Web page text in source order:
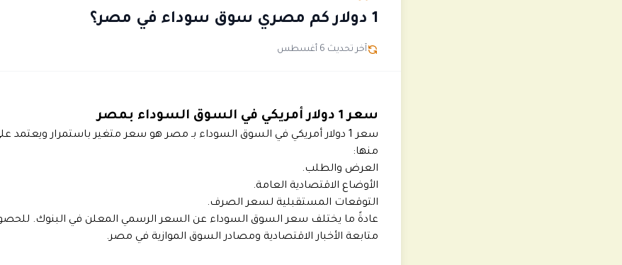
1 دولار كم مصري سوق سوداء في مصر؟
آخر تحديث 6 أغسطس
سعر 1 دولار أمريكي في السوق السوداء بمصر
سعر 1 دولار أمريكي في السوق السوداء بـ مصر هو سعر متغير باستمرار ويعتمد
منها:
العرض والطلب.
الأوضاع الاقتصادية العامة.
التوقعات المستقبلية لسعر الصرف.
عادةً ما يختلف سعر السوق السوداء عن السعر الرسمي المعلن في البنوك.
متابعة الأخبار الاقتصادية ومصادر السوق الموازية في مصر.